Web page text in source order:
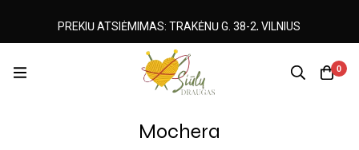
0
Mochera
PREKIŲ ATSIĖMIMAS: TRAKĖNŲ G. 38-2, VILNIUS